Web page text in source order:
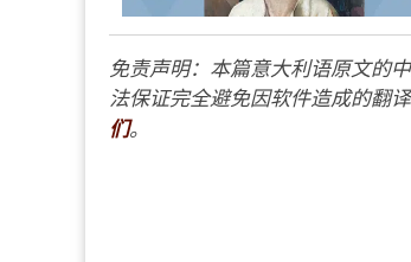
免责声明：本篇意大利语原文的
法保证完全避免因软件造成的翻
们。